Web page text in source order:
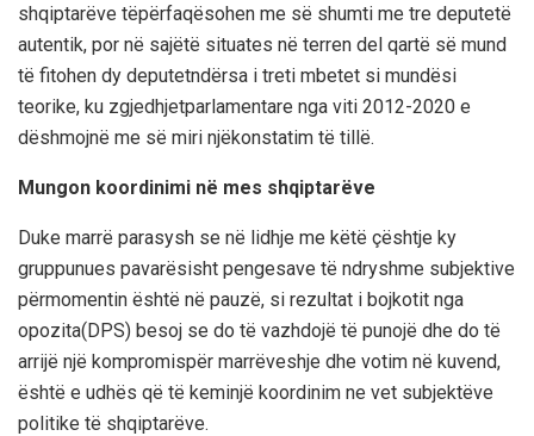
shqiptarëve tëpërfaqësohen me së shumti me tre deputetë
autentik, por në sajëtë situates në terren del qartë së mund
të fitohen dy deputetndërsa i treti mbetet si mundësi
teorike, ku zgjedhjetparlamentare nga viti 2012-2020 e
dëshmojnë me së miri njëkonstatim të tillë.
Mungon koordinimi në mes shqiptarëve
Duke marrë parasysh se në lidhje me këtë çështje ky
gruppunues pavarësisht pengesave të ndryshme subjektive
përmomentin është në pauzë, si rezultat i bojkotit nga
opozita(DPS) besoj se do të vazhdojë të punojë dhe do të
arrijë një kompromispër marrëveshje dhe votim në kuvend,
është e udhës që të keminjë koordinim ne vet subjektëve
politike të shqiptarëve.